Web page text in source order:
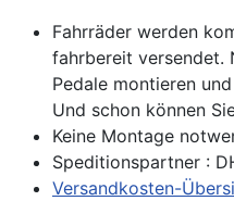
Fahrräder werden
fahrbereit versendet.
Pedale montieren
Und schon können
Keine Montage
Speditionspartner :
Versandkosten-